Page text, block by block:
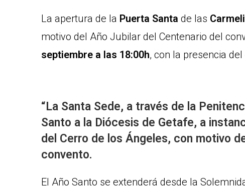
La apertura de la Puerta Santa de las
motivo del Año Jubilar del Centenario del
septiembre a las 18:00h, con la presencia
“La Santa Sede, a través de la
Santo a la Diócesis de Getafe, a
del Cerro de los Ángeles, con motivo
convento.
El Año Santo se extenderá desde la